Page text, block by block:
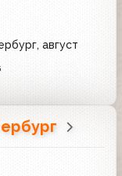
август